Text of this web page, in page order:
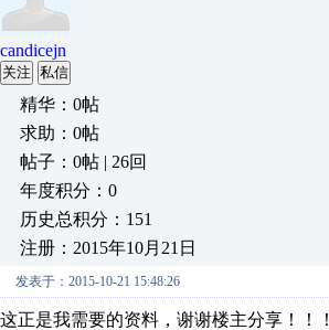
candicejn
关注 私信
精华：0帖
求助：0帖
帖子：0帖 | 26回
年度积分：0
历史总积分：151
注册：2015年10月21日
发表于：2015-10-21 15:48:26
这正是我需要的资料，谢谢楼主分享！！！